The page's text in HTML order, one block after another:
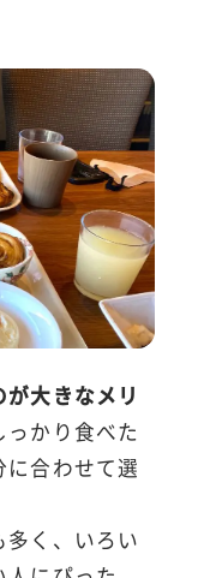
大きなメリ
かり食べた
合わせて選
多く、いろい